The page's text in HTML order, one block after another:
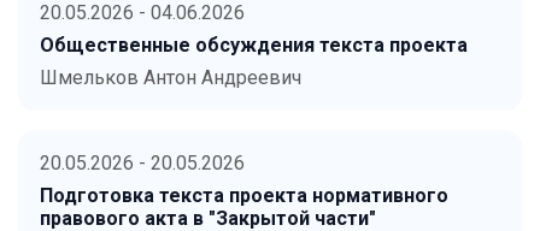
20.05.2026 - 04.06.2026
Общественные обсуждения текста проекта
Шмельков Антон Андреевич
20.05.2026 - 20.05.2026
Подготовка текста проекта нормативного
правового акта в "Закрытой части"